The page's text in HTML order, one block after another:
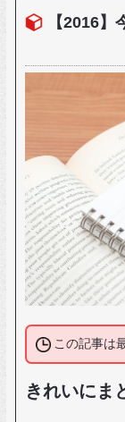
【2016
この記事は
きれいにま